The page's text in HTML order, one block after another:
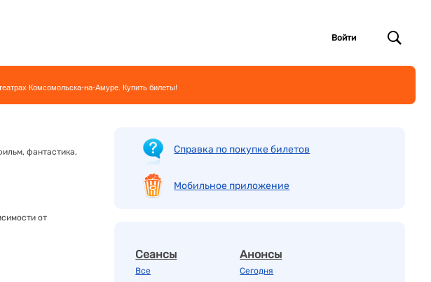
Войти
Комсомольска-на-Амуре. Купить билеты!
фантастика,
от
Справка по покупке билетов
Мобильное приложение
Сеансы
Все
Анонсы
Сегодня